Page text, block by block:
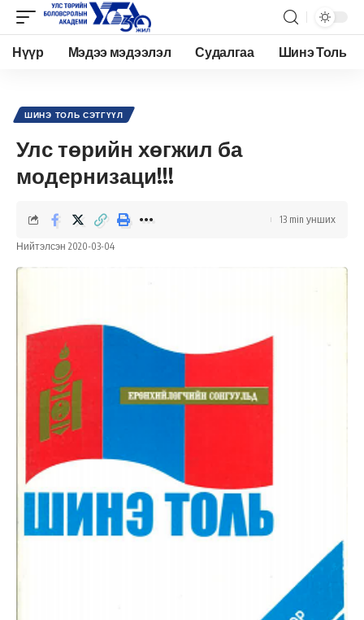
Нүүр Мэдээ мэдээлэл Судалгаа Шинэ Толь
ШИНЭ ТОЛЬ СЭТГҮҮЛ
Улс төрийн хөгжил ба
модернизаци!!!
Нийтэлсэн 2020-03-04
13 min унших